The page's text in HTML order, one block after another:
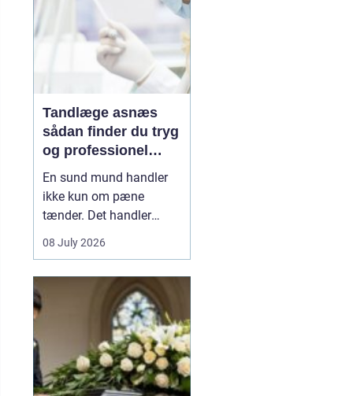
Tandlæge asnæs
sådan finder du tryg
og professionel
tandpleje
En sund mund handler
ikke kun om pæne
tænder. Det handler
også om at kunne spise
uden smerter, tale frit og
bekymret. For mange i
og omkring Asnæs kan
det dog være en
udfordring at finde den
rette tandlæge, især hvis
man har haft d...
08 July 2026